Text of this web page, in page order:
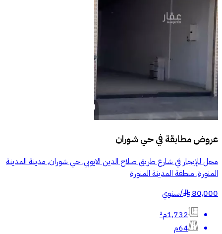
عروض مطابقة فيحي شوران
محل للإيجار في شارع طريق صلاح الدين الايوبي, حي شوران, مدينة المدينة
المنورة, منطقة المدينة المنورة
80,000
§
/سنوي
1,732م²
64م